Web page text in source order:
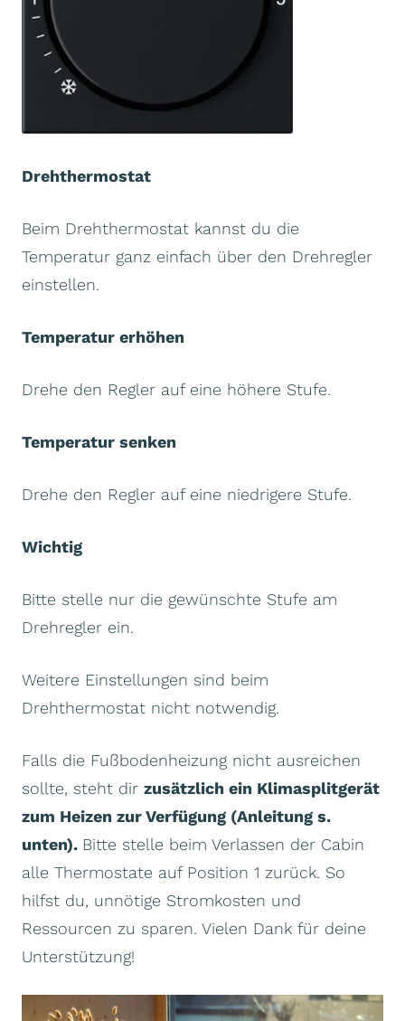
Drehthermostat
Beim Drehthermostat kannst du die
Temperatur ganz einfach über den Drehregler
einstellen.
Temperatur erhöhen
Drehe den Regler auf eine höhere Stufe.
Temperatur senken
Drehe den Regler auf eine niedrigere Stufe.
Wichtig
Bitte stelle nur die gewünschte Stufe am
Drehregler ein.
Weitere Einstellungen sind beim
Drehthermostat nicht notwendig.
Falls die Fußbodenheizung nicht ausreichen
sollte, steht dir zusätzlich ein Klimasplitgerät
zum Heizen zur Verfügung (Anleitung s.
unten). Bitte stelle beim Verlassen der Cabin
alle Thermostate auf Position 1 zurück. So
hilfst du, unnötige Stromkosten und
Ressourcen zu sparen. Vielen Dank für deine
Unterstützung!